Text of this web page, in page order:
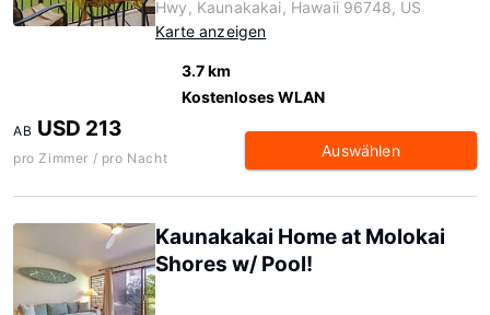
Hwy, Kaunakakai, Hawaii 96748, US
Karte anzeigen
3.7 km
Kostenloses WLAN
AB USD 213
pro Zimmer / pro Nacht Auswählen
Kaunakakai Home at Molokai
Shores w/ Pool!